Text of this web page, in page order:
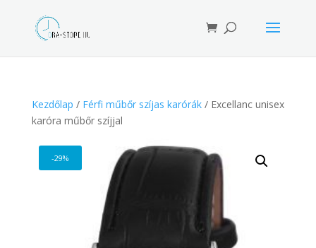
search
Kezdőlap / Férfi műbőr szíjas karórák/ Excellanc unisex
karóra műbőr szíjjal
-29%